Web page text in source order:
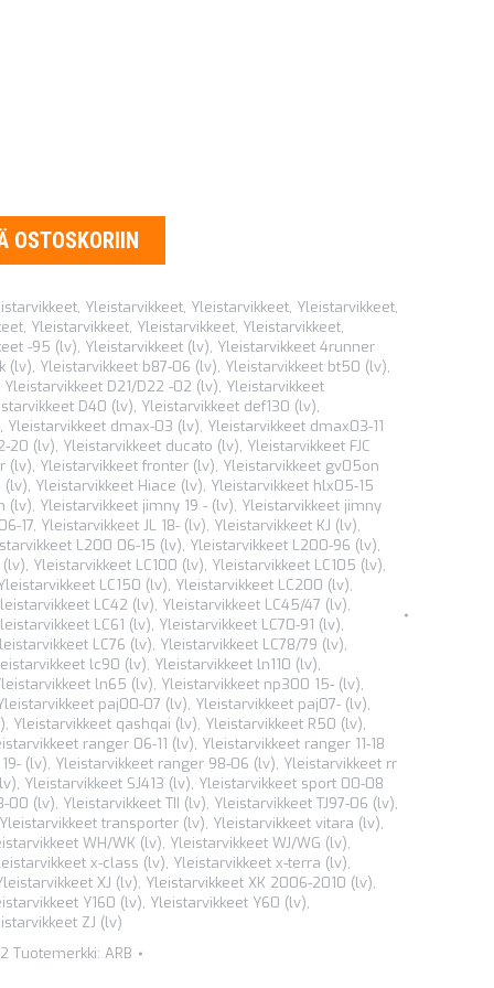
OSTOSKORIIN
, Yleistarvikkeet, Yleistarvikkeet, Yleistarvikkeet,
, Yleistarvikkeet, Yleistarvikkeet, Yleistarvikkeet,
-95 (lv), Yleistarvikkeet (lv), Yleistarvikkeet 4runner
(lv), Yleistarvikkeet b87-06 (lv), Yleistarvikkeet bt50 (lv),
Yleistarvikkeet D21/D22 -02 (lv), Yleistarvikkeet
D40 (lv), Yleistarvikkeet def130 (lv),
, Yleistarvikkeet dmax-03 (lv), Yleistarvikkeet dmax03-11
20 (lv), Yleistarvikkeet ducato (lv), Yleistarvikkeet FJC
(lv), Yleistarvikkeet fronter (lv), Yleistarvikkeet gv05on
(lv), Yleistarvikkeet Hiace (lv), Yleistarvikkeet hlx05-15
(lv), Yleistarvikkeet jimny 19 - (lv), Yleistarvikkeet jimny
17, Yleistarvikkeet JL 18- (lv), Yleistarvikkeet KJ (lv),
L200 06-15 (lv), Yleistarvikkeet L200-96 (lv),
, Yleistarvikkeet LC100 (lv), Yleistarvikkeet LC105 (lv),
LC150 (lv), Yleistarvikkeet LC200 (lv),
LC42 (lv), Yleistarvikkeet LC45/47 (lv),
LC61 (lv), Yleistarvikkeet LC70-91 (lv),
LC76 (lv), Yleistarvikkeet LC78/79 (lv),
lc90 (lv), Yleistarvikkeet ln110 (lv),
ln65 (lv), Yleistarvikkeet np300 15- (lv),
paj00-07 (lv), Yleistarvikkeet paj07- (lv),
, Yleistarvikkeet qashqai (lv), Yleistarvikkeet R50 (lv),
ranger 06-11 (lv), Yleistarvikkeet ranger 11-18
(lv), Yleistarvikkeet ranger 98-06 (lv), Yleistarvikkeet rr
, Yleistarvikkeet SJ413 (lv), Yleistarvikkeet sport 00-08
00 (lv), Yleistarvikkeet TII (lv), Yleistarvikkeet TJ97-06 (lv),
Yleistarvikkeet transporter (lv), Yleistarvikkeet vitara (lv),
WH/WK (lv), Yleistarvikkeet WJ/WG (lv),
x-class (lv), Yleistarvikkeet x-terra (lv),
XJ (lv), Yleistarvikkeet XK 2006-2010 (lv),
Y160 (lv), Yleistarvikkeet Y60 (lv),
ZJ (lv)
Tuotemerkki: ARB